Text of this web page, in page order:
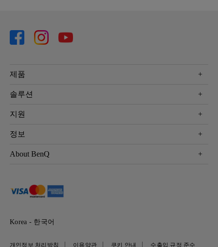
제품
프로젝터
조명
솔루션
Eye-Care 모니터
e스포츠
비즈니스 디스플레이
지원
문의
서비스센터
정보
프로젝터 거리계산기
About BenQ
사회적 책임
뉴스
개인정보 처리방침 이용약관 쿠키 안내 수출입 규정 준수
Korea - 한국어